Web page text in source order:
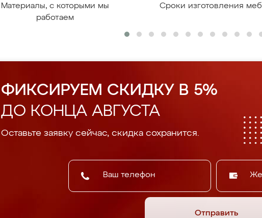
Материалы, с которыми мы
работаем
Сроки изготовления
ФИКСИРУЕМ СКИДКУ В 5%
ДО КОНЦА АВГУСТА
Оставьте заявку сейчас, скидка сохранится.
Отправить